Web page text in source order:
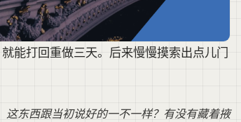
能打回重做三天。后来慢慢摸索出点儿门
这东西跟当初说好的一不一样？有没有藏着掖